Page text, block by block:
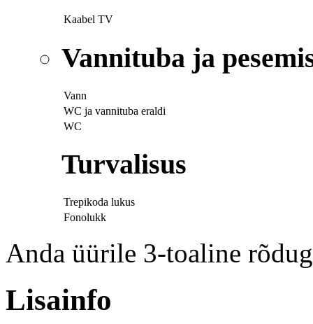
Kaabel TV
Vannituba ja
Vann
WC ja vannituba eraldi
WC
Turvalisus
Trepikoda lukus
Fonolukk
Anda üürile 3-toaline
Lisainfo